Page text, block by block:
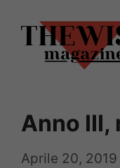
contenuto
Anno III,
Aprile 20, 2019